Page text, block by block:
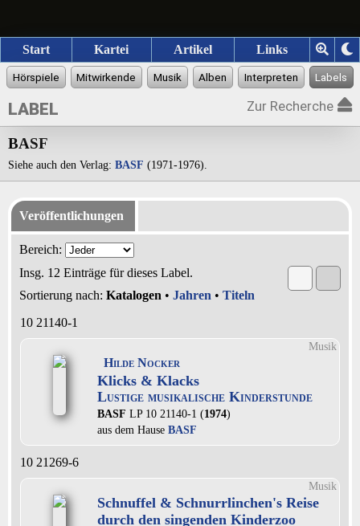
Start Kartei Artikel Links
LABEL Zur Recherche
BASF
Siehe auch den Verlag: BASF (1971-1976).
Veröffentlichungen
Bereich:
Insg. 12 Einträge für dieses Label.
Sortierung nach: Katalogen • Jahren • Titeln
10 21140-1
Musik
Hilde Nocker
Klicks & Klacks
Lustige musikalische Kinderstunde
BASF LP 10 21140-1 (1974)
aus dem Hause BASF
10 21269-6
Musik
Schnuffel & Schnurrlinchen's Reise
durch den singenden Kinderzoo